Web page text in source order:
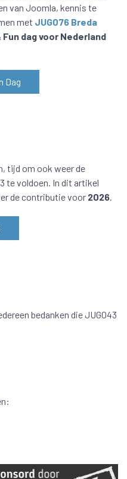
van Joomla, kennis te
met JUG076 Breda
Fun dag voor Nederland
Dag
tijd om ook weer de
te voldoen. In dit artikel
de contributie voor 2026.
bedanken die JUG043